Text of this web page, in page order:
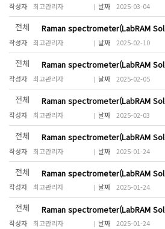
최고관리자 2025-03-04
전체
최고관리자 2025-02-10
전체
최고관리자 2025-02-05
전체
최고관리자 2025-02-03
전체
최고관리자 2025-01-24
전체
최고관리자 2025-01-24
전체
최고관리자 2025-01-24